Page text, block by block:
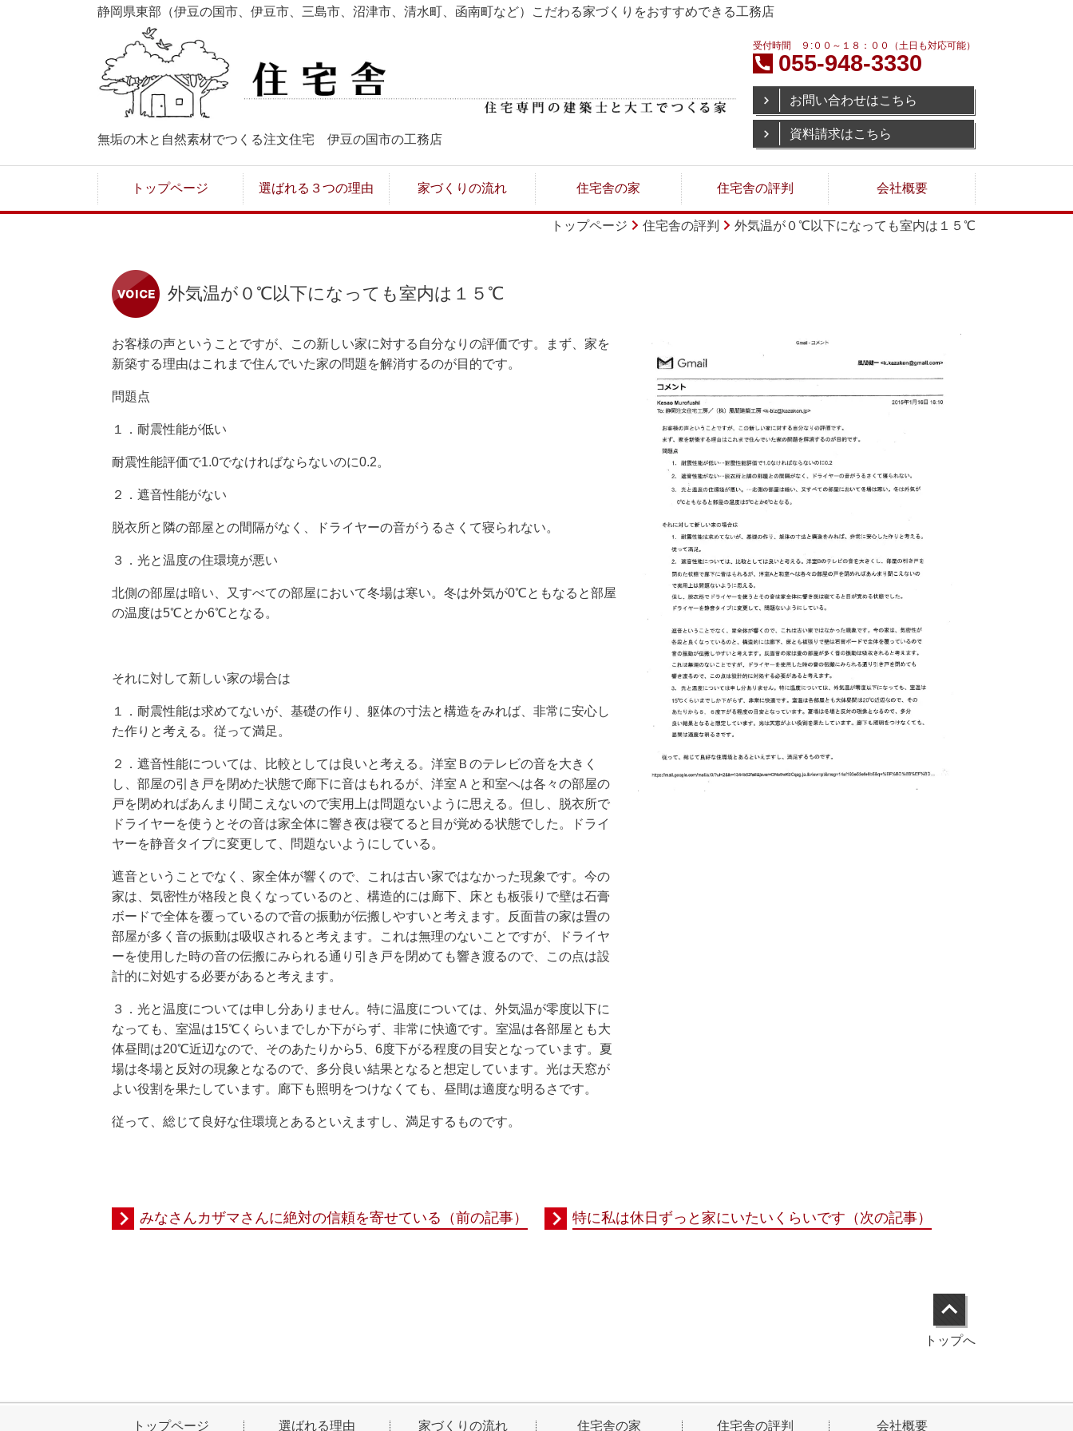
静岡県東部（伊豆の国市、伊豆市、三島市、沼津市、清水町、函南町など）こだわる家づくりをおすすめできる工務店
無垢の木と自然素材でつくる注文住宅 伊豆の国市の工務店
受付時間 ９:００～１８：００（土日も対応可能）
055-948-3330
お問い合わせはこちら
資料請求はこちら
トップページ 選ばれる３つの理由 家づくりの流れ 住宅舎の家 住宅舎の評判 会社概要
トップページ 住宅舎の評判 外気温が０℃以下になっても室内は１５℃
外気温が０℃以下になっても室内は１５℃
お客様の声ということですが、この新しい家に対する自分なりの評価です。まず、家を
新築する理由はこれまで住んでいた家の問題を解消するのが目的です。
問題点
１．耐震性能が低い
耐震性能評価で1.0でなければならないのに0.2。
２．遮音性能がない
脱衣所と隣の部屋との間隔がなく、ドライヤーの音がうるさくて寝られない。
３．光と温度の住環境が悪い
北側の部屋は暗い、又すべての部屋において冬場は寒い。冬は外気が0℃ともなると部屋
の温度は5℃とか6℃となる。
それに対して新しい家の場合は
１．耐震性能は求めてないが、基礎の作り、躯体の寸法と構造をみれば、非常に安心し
た作りと考える。従って満足。
２．遮音性能については、比較としては良いと考える。洋室Ｂのテレビの音を大きく
し、部屋の引き戸を閉めた状態で廊下に音はもれるが、洋室Ａと和室へは各々の部屋の
戸を閉めればあんまり聞こえないので実用上は問題ないように思える。但し、脱衣所で
ドライヤーを使うとその音は家全体に響き夜は寝てると目が覚める状態でした。ドライ
ヤーを静音タイプに変更して、問題ないようにしている。
遮音ということでなく、家全体が響くので、これは古い家ではなかった現象です。今の
家は、気密性が格段と良くなっているのと、構造的には廊下、床とも板張りで壁は石膏
ボードで全体を覆っているので音の振動が伝搬しやすいと考えます。反面昔の家は畳の
部屋が多く音の振動は吸収されると考えます。これは無理のないことですが、ドライヤ
ーを使用した時の音の伝搬にみられる通り引き戸を閉めても響き渡るので、この点は設
計的に対処する必要があると考えます。
３．光と温度については申し分ありません。特に温度については、外気温が零度以下に
なっても、室温は15℃くらいまでしか下がらず、非常に快適です。室温は各部屋とも大
体昼間は20℃近辺なので、そのあたりから5、6度下がる程度の目安となっています。夏
場は冬場と反対の現象となるので、多分良い結果となると想定しています。光は天窓が
よい役割を果たしています。廊下も照明をつけなくても、昼間は適度な明るさです。
従って、総じて良好な住環境とあるといえますし、満足するものです。
みなさんカザマさんに絶対の信頼を寄せている（前の記事） 特に私は休日ずっと家にいたいくらいです（次の記事）
トップへ
トップページ 選ばれる理由 家づくりの流れ 住宅舎の家 住宅舎の評判 会社概要